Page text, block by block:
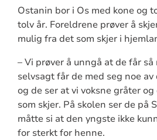
Ostanin bor i Os med kone og
tolv år. Foreldrene prøver å
mulig fra det som skjer i
– Vi prøver å unngå at de får så
selvsagt får de med seg noe
og de ser at vi voksne gråter
som skjer. På skolen ser de på
måtte si at den yngste ikke
for sterkt for henne.